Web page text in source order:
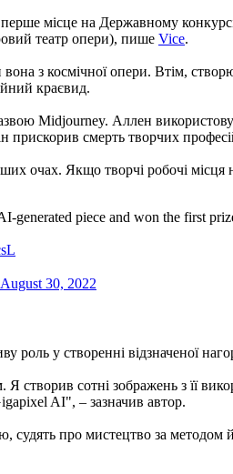
місце на Державному
театр опери), пише Vice.
з космічної опери. Втім,
краєвид.
Midjourney. Аллен
прискорив смерть творчих
очах. Якщо творчі робочі місця
generated piece and won the first
August 30, 2022
роль у створенні відзначеної
створив сотні зображень з її
AI", – зазначив автор.
судять про мистецтво за